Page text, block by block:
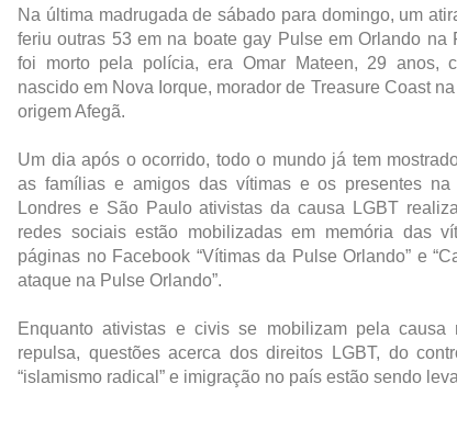
Na última madrugada de sábado para domingo, um
feriu outras 53 em na boate gay Pulse em Orlando na
foi morto pela polícia, era Omar Mateen, 29 anos,
nascido em Nova Iorque, morador de Treasure Coast
origem Afegã.
Um dia após o ocorrido, todo o mundo já tem
as famílias e amigos das vítimas e os presentes na
Londres e São Paulo ativistas da causa LGBT
redes sociais estão mobilizadas em memória das
páginas no Facebook “Vítimas da Pulse Orlando” e
ataque na Pulse Orlando”.
Enquanto ativistas e civis se mobilizam pela causa
repulsa, questões acerca dos direitos LGBT, do
“islamismo radical” e imigração no país estão sendo